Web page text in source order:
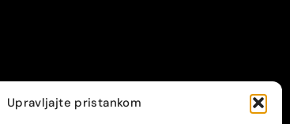
Upravljajte pristankom